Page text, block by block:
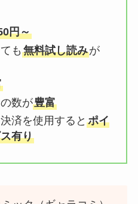
円～
も 無料試し読みが
数が豊富
済を使用すると ポイ
有り